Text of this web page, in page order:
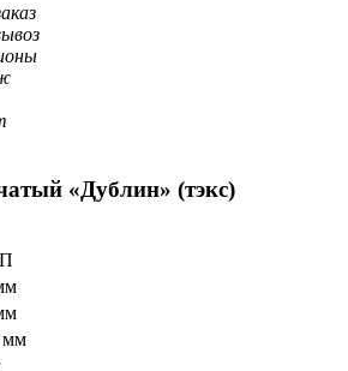
«Дублин» (тэкс)
мм